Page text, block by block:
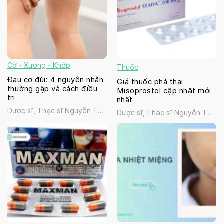
Cơ - Xương - Khớp
Đau cơ đùi: 4 nguyên nhân
thường gặp và cách điều
trị
Dược sĩ, Thạc sĩ Nguyễn Thị
Thuốc
Giá thuốc phá thai
Misoprostol cập nhật mới
nhất
Dược sĩ, Thạc sĩ Nguyễn Thị
Thanh Tú